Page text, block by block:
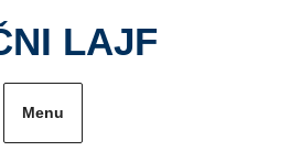
LAJF
Menu